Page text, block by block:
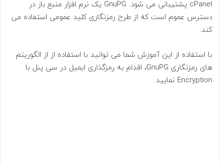
cPanel پشتیبانی می شود. GnuPG یک نرم افزار منبع باز در
دسترس عموم است که از طرح رمزنگاری کلید عمومی استفاده می
کند.
با استفاده از این آموزش شما می توانید با استفاده از از الگوریتم
های رمزنگاری GnuPG، اقدام به رمزگذاری ایمیل در سی پنل با
Encryption نمایید.